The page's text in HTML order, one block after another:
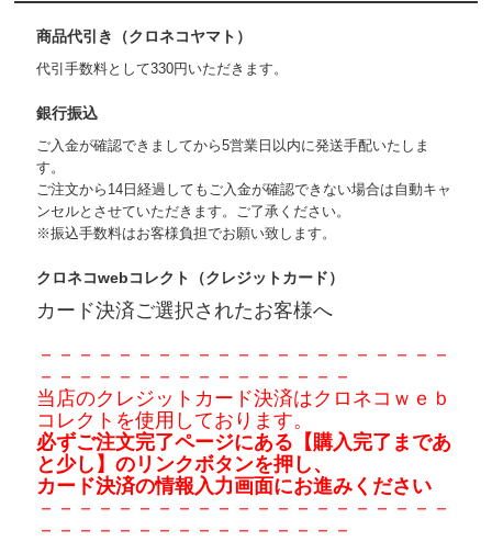
商品代引き（クロネコヤマト）
代引手数料として330円いただきます。
銀行振込
ご入金が確認できましてから5営業日以内に発送手配いたしま
す。
ご注文から14日経過してもご入金が確認できない場合は自動キャ
ンセルとさせていただきます。ご了承ください。
※振込手数料はお客様負担でお願い致します。
クロネコwebコレクト（クレジットカード）
カード決済ご選択されたお客様へ
－－－－－－－－－－－－－－－－－－－－－
－－－－－－－－－－－－－－－－
当店のクレジットカード決済はクロネコｗｅｂ
コレクトを使用しております。
必ずご注文完了ページにある【購入完了まであ
と少し】のリンクボタンを押し、
カード決済の情報入力画面にお進みください
－－－－－－－－－－－－－－－－－－－－－
－－－－－－－－－－－－－－－－